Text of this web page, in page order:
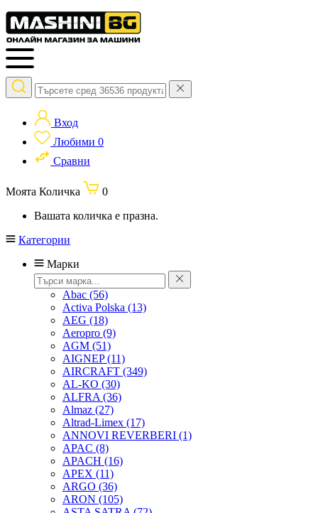
Вход
Любими 0
Сравни
Моята Количка
0
Вашата количка е празна.
Категории
Марки
Abac (56)
Activa Polska (13)
AEG (18)
Aeropro (9)
AGM (51)
AIGNEP(11)
AIRCRAFT (349)
AL-KO (30)
ALFRA (36)
Almaz (27)
Altrad-Limex (17)
ANNOVI REVERBERI (1)
APAC (8)
APACH (16)
APEX (11)
ARGO (36)
ARON (105)